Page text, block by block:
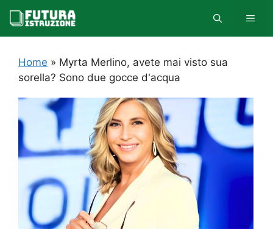
contenuto
Home » Myrta Merlino, avete mai visto sua
sorella? Sono due gocce d'acqua